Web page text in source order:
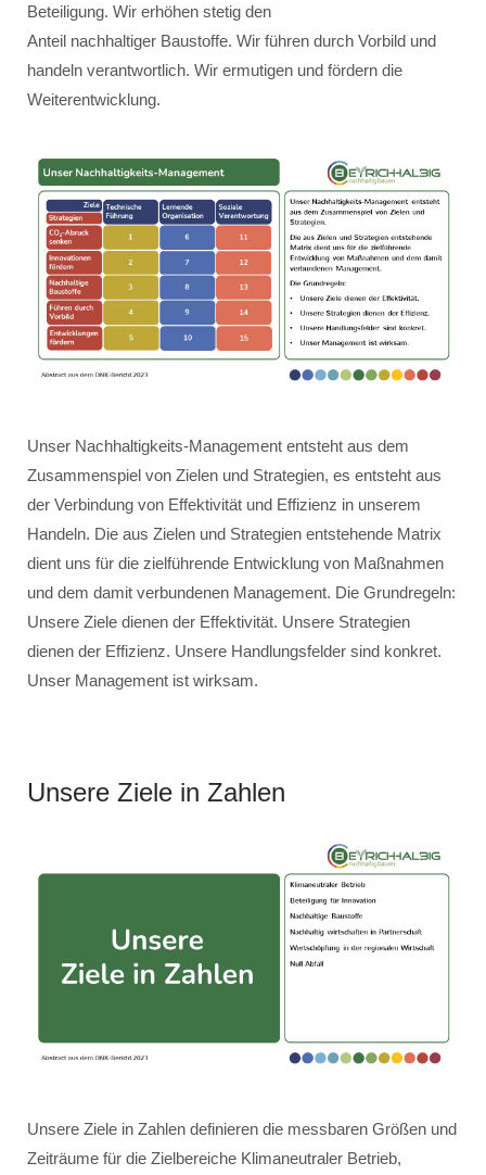
Beteiligung. Wir erhöhen stetig den
Anteil nachhaltiger Baustoffe. Wir führen durch Vorbild und
handeln verantwortlich. Wir ermutigen und fördern die
Weiterentwicklung.
Unser Nachhaltigkeits-Management entsteht aus dem
Zusammenspiel von Zielen und Strategien, es entsteht aus
der Verbindung von Effektivität und Effizienz in unserem
Handeln. Die aus Zielen und Strategien entstehende Matrix
dient uns für die zielführende Entwicklung von Maßnahmen
und dem damit verbundenen Management. Die Grundregeln:
Unsere Ziele dienen der Effektivität. Unsere Strategien
dienen der Effizienz. Unsere Handlungsfelder sind konkret.
Unser Management ist wirksam.
Unsere Ziele in Zahlen
Unsere Ziele in Zahlen definieren die messbaren Größen und
Zeiträume für die Zielbereiche Klimaneutraler Betrieb,